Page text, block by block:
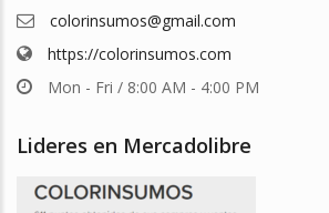
colorinsumos@gmail.com
https://colorinsumos.com
Mon - Fri / 8:00 AM - 4:00 PM
Lideres en Mercadolibre